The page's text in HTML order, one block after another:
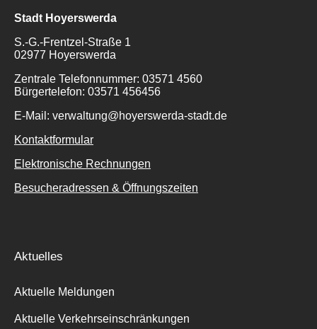
Stadt Hoyerswerda
S.-G.-Frentzel-Straße 1
02977 Hoyerswerda
Zentrale Telefonnummer: 03571 4560
Bürgertelefon: 03571 456456
E-Mail: verwaltung@hoyerswerda-stadt.de
Kontaktformular
Elektronische Rechnungen
Besucheradressen & Öffnungszeiten
Aktuelles
Aktuelle Meldungen
Aktuelle Verkehrseinschränkungen